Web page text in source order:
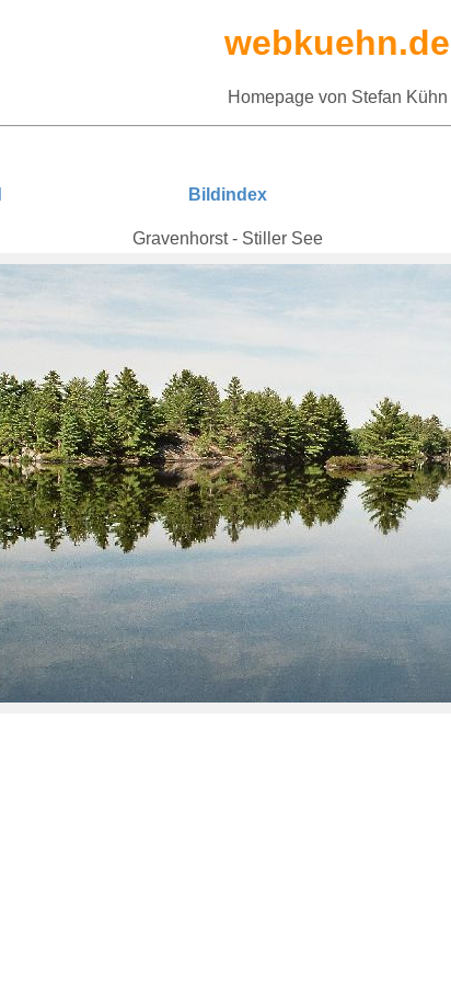
webkuehn.de
Homepage von Stefan Kühn
Bildindex
Gravenhorst - Stiller See